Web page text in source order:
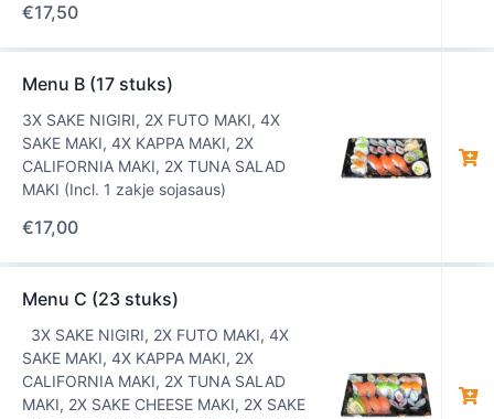
€17,50
Menu B (17 stuks)
3X SAKE NIGIRI, 2X FUTO MAKI, 4X
SAKE MAKI, 4X KAPPA MAKI, 2X
CALIFORNIA MAKI, 2X TUNA SALAD
MAKI (Incl. 1 zakje sojasaus)
€17,00
Menu C (23 stuks)
3X SAKE NIGIRI, 2X FUTO MAKI, 4X
SAKE MAKI, 4X KAPPA MAKI, 2X
CALIFORNIA MAKI, 2X TUNA SALAD
MAKI, 2X SAKE CHEESE MAKI, 2X SAKE